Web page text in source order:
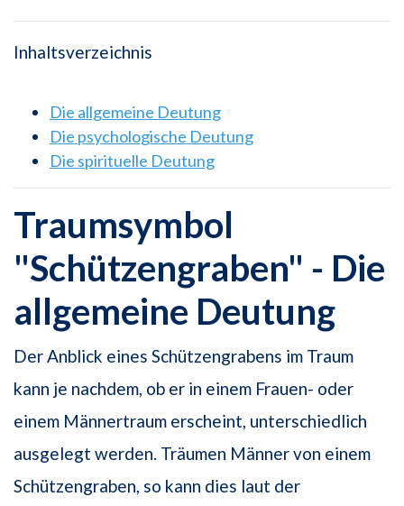
Inhaltsverzeichnis
Die allgemeine Deutung
Die psychologische Deutung
Die spirituelle Deutung
Traumsymbol
"Schützengraben" - Die
allgemeine Deutung
Der Anblick eines Schützengrabens im Traum
kann je nachdem, ob er in einem Frauen- oder
einem Männertraum erscheint, unterschiedlich
ausgelegt werden. Träumen Männer von einem
Schützengraben, so kann dies laut der